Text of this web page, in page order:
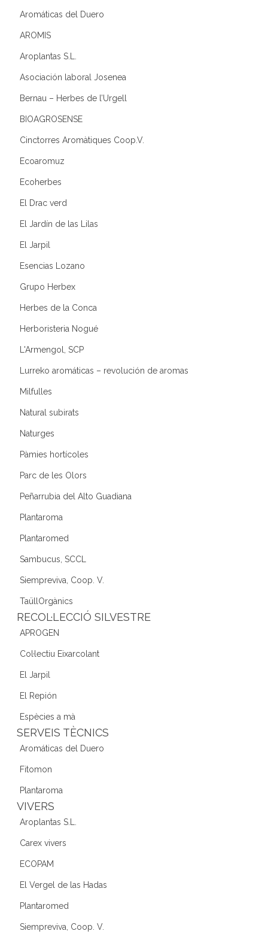
Aromáticas del Duero
AROMIS
Aroplantas S.L.
Asociación laboral Josenea
Bernau – Herbes de l’Urgell
BIOAGROSENSE
Cinctorres Aromàtiques Coop.V.
Ecoaromuz
Ecoherbes
El Drac verd
El Jardín de las Lilas
El Jarpil
Esencias Lozano
Grupo Herbex
Herbes de la Conca
Herboristeria Nogué
L'Armengol, SCP
Lurreko aromáticas – revolución de aromas
Milfulles
Natural subirats
Naturges
Pàmies hortícoles
Parc de les Olors
Peñarrubia del Alto Guadiana
Plantaroma
Plantaromed
Sambucus, SCCL
Siempreviva, Coop. V.
TaüllOrgànics
RECOL·LECCIÓ SILVESTRE
APROGEN
Col·lectiu Eixarcolant
El Jarpil
El Repión
Espècies a mà
SERVEIS TÈCNICS
Aromáticas del Duero
Fitomon
Plantaroma
VIVERS
Aroplantas S.L.
Carex vivers
ECOPAM
El Vergel de las Hadas
Plantaromed
Siempreviva, Coop. V.